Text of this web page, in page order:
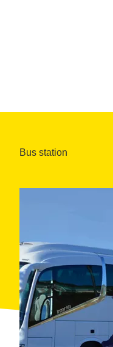
Bus station